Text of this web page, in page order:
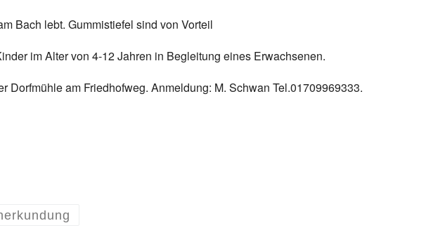
Bach lebt. Gummistiefel sind von Vorteil
im Alter von 4-12 Jahren in Begleitung eines Erwachsenen.
Dorfmühle am Friedhofweg. Anmeldung: M. Schwan Tel.01709969333.